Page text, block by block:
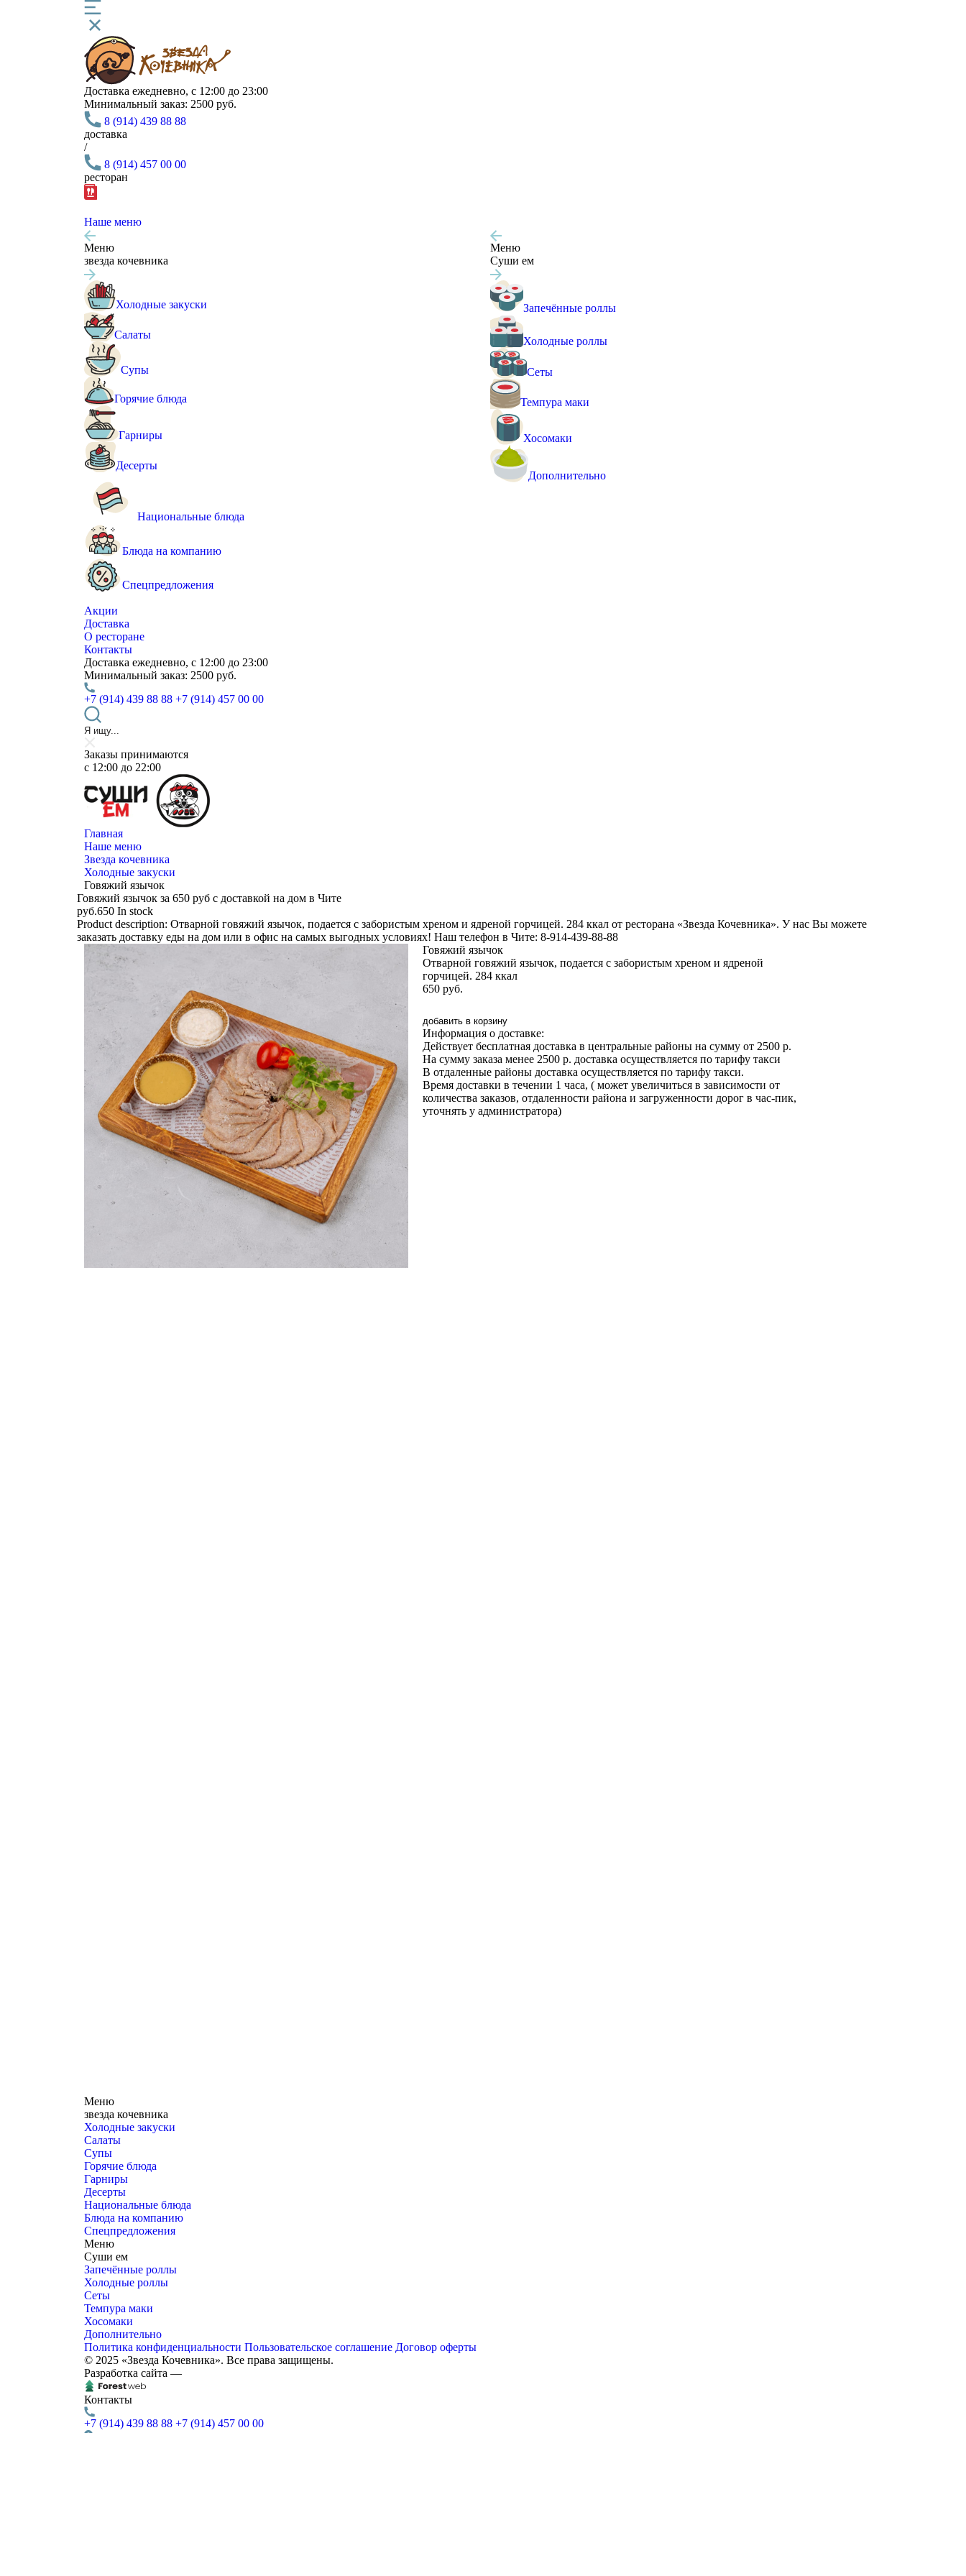
Доставка ежедневно, с 12:00 до 23:00
Минимальный заказ: 2500 руб.
8 (914) 439 88 88
доставка
/
8 (914) 457 00 00
ресторан
Наше меню
Меню
звезда кочевника
Холодные закуски
Салаты
Супы
Горячие блюда
Гарниры
Десерты
Национальные блюда
Блюда на компанию
Спецпредложения
Меню
Суши ем
Запечённые роллы
Холодные роллы
Сеты
Темпура маки
Хосомаки
Дополнительно
Акции
Доставка
О ресторане
Контакты
Доставка ежедневно, с 12:00 до 23:00
Минимальный заказ: 2500 руб.
+7 (914) 439 88 88 +7 (914) 457 00 00
Заказы принимаются
c 12:00 до 22:00
Главная
Наше меню
Звезда кочевника
Холодные закуски
Говяжий язычок
Говяжий язычок за 650 руб с доставкой на дом в Чите
руб.650 In stock
Product description: Отварной говяжий язычок, подается с забористым хреном и ядреной горчицей. 284 ккал от ресторана «Звезда Кочевника». У нас Вы можете
заказать доставку еды на дом или в офис на самых выгодных условиях! Наш телефон в Чите: 8-914-439-88-88
Говяжий язычок
Отварной говяжий язычок, подается с забористым хреном и ядреной
горчицей. 284 ккал
650руб.
добавить в корзину
Информация о доставке:
Действует бесплатная доставка в центральные районы на сумму от 2500 р.
На сумму заказа менее 2500 р. доставка осуществляется по тарифу такси
В отдаленные районы доставка осуществляется по тарифу такси.
Время доставки в течении 1 часа, ( может увеличиться в зависимости от
количества заказов, отдаленности района и загруженности дорог в час-пик,
уточнять у администратора)
Меню
звезда кочевника
Холодные закуски
Салаты
Супы
Горячие блюда
Гарниры
Десерты
Национальные блюда
Блюда на компанию
Спецпредложения
Меню
Суши ем
Запечённые роллы
Холодные роллы
Сеты
Темпура маки
Хосомаки
Дополнительно
Политика конфиденциальности Пользовательское соглашение Договор оферты
© 2025 «Звезда Кочевника». Все права защищены.
Разработка сайта —
Контакты
+7 (914) 439 88 88 +7 (914) 457 00 00